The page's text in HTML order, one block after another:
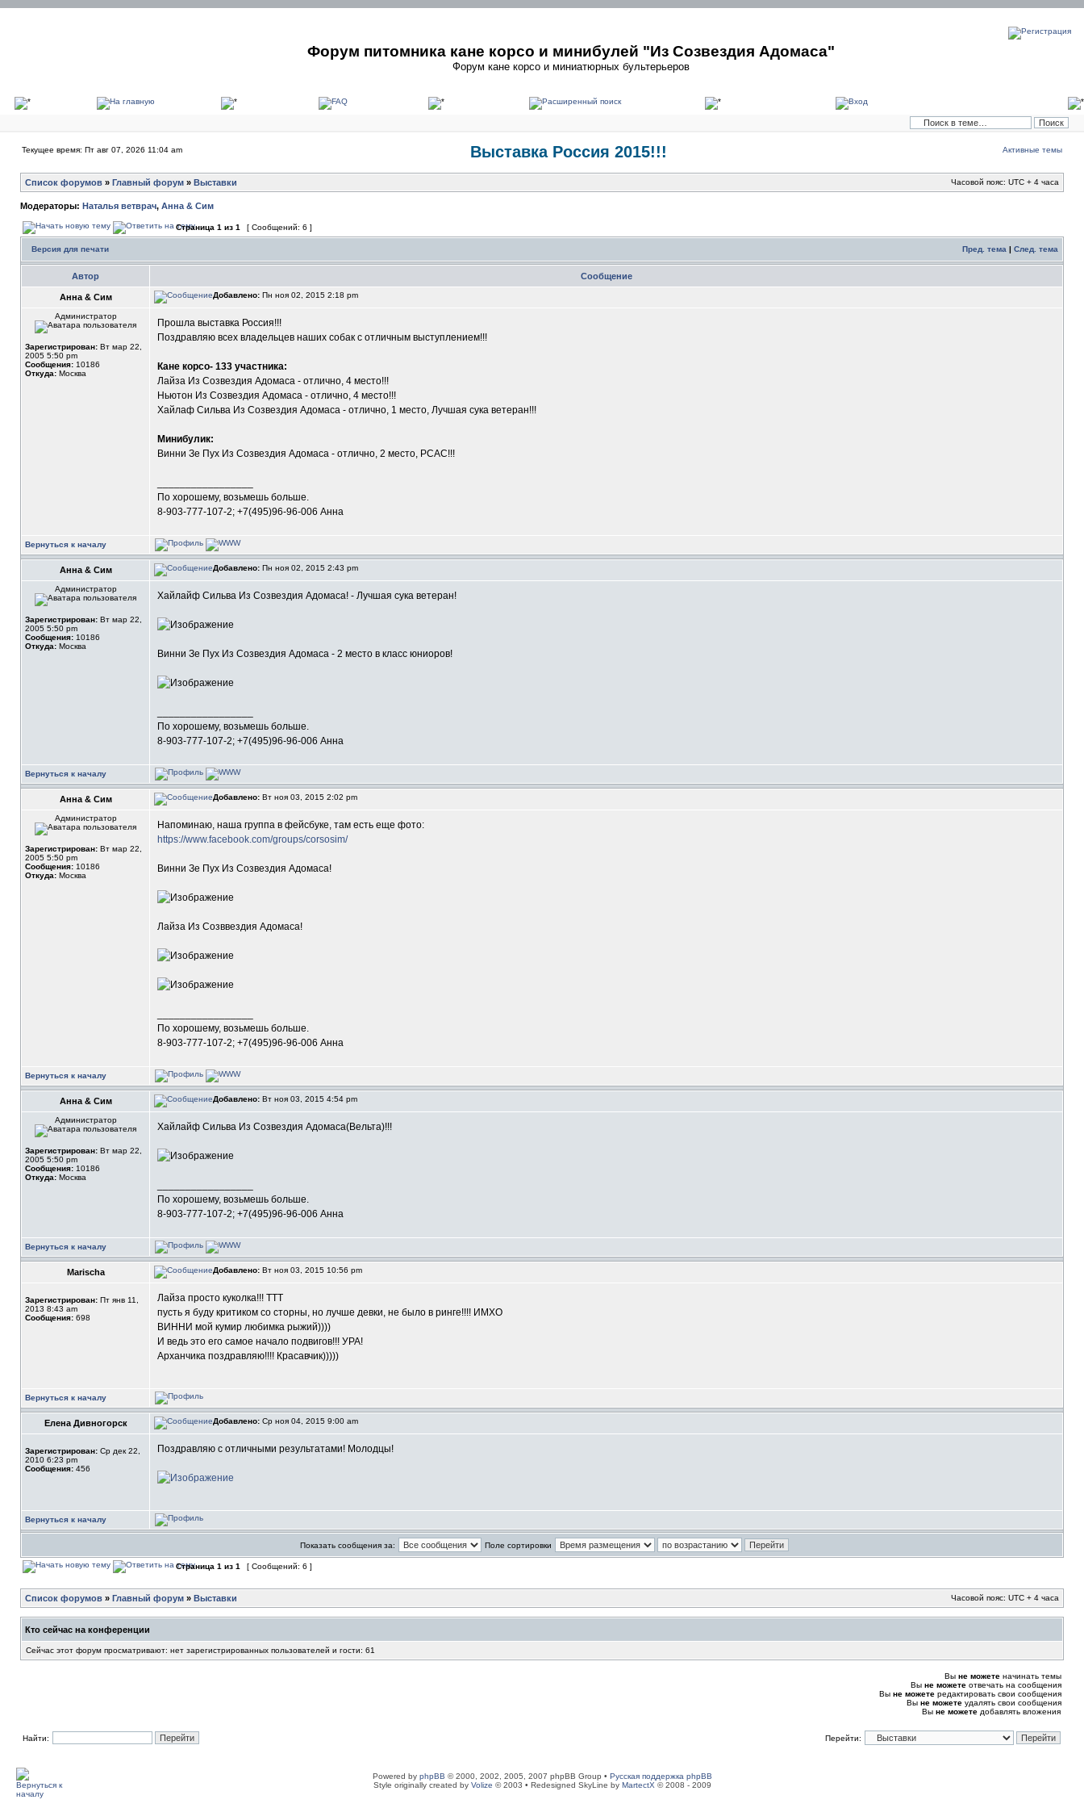
Форум питомника кане корсо и минибулей "Из Созвездия Адомаса"
Форум кане корсо и миниатюрных бультерьеров
Текущее время: Пт авг 07, 2026 11:04 am Выставка Россия 2015!!! Активные темы
Список форумов » Главный форум » Выставки Часовой пояс: UTC + 4 часа
Модераторы: Наталья ветврач, Анна & Сим
Страница 1 из 1 [ Сообщений: 6 ]
Версия для печати Пред. тема | След. тема
Автор Сообщение
Анна & Сим Добавлено: Пн ноя 02, 2015 2:18 pm
Администратор
Зарегистрирован: Вт мар 22,
2005 5:50 pm
Сообщения: 10186
Откуда: Москва
Прошла выставка Россия!!!
Поздравляю всех владельцев наших собак с отличным выступлением!!!
Кане корсо- 133 участника:
Лайза Из Созвездия Адомаса - отлично, 4 место!!!
Ньютон Из Созвездия Адомаса - отлично, 4 место!!!
Хайлаф Сильва Из Созвездия Адомаса - отлично, 1 место, Лучшая сука ветеран!!!
Минибулик:
Винни Зе Пух Из Созвездия Адомаса - отлично, 2 место, РСАС!!!
По хорошему, возьмешь больше.
8-903-777-107-2; +7(495)96-96-006 Анна
Вернуться к началу
Анна & Сим Добавлено: Пн ноя 02, 2015 2:43 pm
Администратор
Зарегистрирован: Вт мар 22,
2005 5:50 pm
Сообщения: 10186
Откуда: Москва
Хайлайф Сильва Из Созвездия Адомаса! - Лучшая сука ветеран!
Винни Зе Пух Из Созвездия Адомаса - 2 место в класс юниоров!
По хорошему, возьмешь больше.
8-903-777-107-2; +7(495)96-96-006 Анна
Вернуться к началу
Анна & Сим Добавлено: Вт ноя 03, 2015 2:02 pm
Администратор
Зарегистрирован: Вт мар 22,
2005 5:50 pm
Сообщения: 10186
Откуда: Москва
Напоминаю, наша группа в фейсбуке, там есть еще фото:
https://www.facebook.com/groups/corsosim/
Винни Зе Пух Из Созвездия Адомаса!
Лайза Из Созввездия Адомаса!
По хорошему, возьмешь больше.
8-903-777-107-2; +7(495)96-96-006 Анна
Вернуться к началу
Анна & Сим Добавлено: Вт ноя 03, 2015 4:54 pm
Администратор
Зарегистрирован: Вт мар 22,
2005 5:50 pm
Сообщения: 10186
Откуда: Москва
Хайлайф Сильва Из Созвездия Адомаса(Вельта)!!!
По хорошему, возьмешь больше.
8-903-777-107-2; +7(495)96-96-006 Анна
Вернуться к началу
Marischa Добавлено: Вт ноя 03, 2015 10:56 pm
Зарегистрирован: Пт янв 11,
2013 8:43 am
Сообщения: 698
Лайза просто куколка!!! ТТТ
пусть я буду критиком со сторны, но лучше девки, не было в ринге!!!! ИМХО
ВИННИ мой кумир любимка рыжий))))
И ведь это его самое начало подвигов!!! УРА!
Арханчика поздравляю!!!! Красавчик)))))
Вернуться к началу
Елена Дивногорск Добавлено: Ср ноя 04, 2015 9:00 am
Зарегистрирован: Ср дек 22,
2010 6:23 pm
Сообщения: 456
Поздравляю с отличными результатами! Молодцы!
Вернуться к началу
Показать сообщения за: Поле сортировки
Страница 1 из 1 [ Сообщений: 6 ]
Список форумов » Главный форум » Выставки Часовой пояс: UTC + 4 часа
Кто сейчас на конференции
Сейчас этот форум просматривают: нет зарегистрированных пользователей и гости: 61
Вы не можете начинать темы
Вы не можете отвечать на сообщения
Вы не можете редактировать свои сообщения
Вы не можете удалять свои сообщения
Вы не можете добавлять вложения
Найти: Перейти:
Powered by phpBB © 2000, 2002, 2005, 2007 phpBB Group • Русская поддержка phpBB
Style originally created by Volize © 2003 • Redesigned SkyLine by MartectX © 2008 - 2009